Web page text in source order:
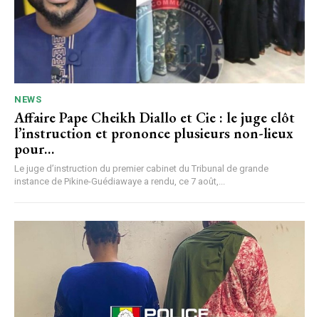
NEWS
Affaire Pape Cheikh Diallo et Cie : le juge clôt
l’instruction et prononce plusieurs non-lieux
pour…
Le juge d’instruction du premier cabinet du Tribunal de grande
instance de Pikine-Guédiawaye a rendu, ce 7 août,...